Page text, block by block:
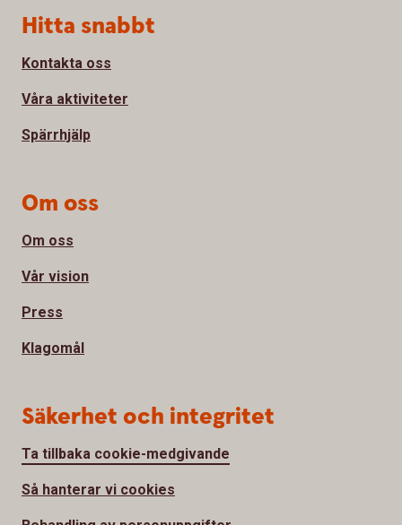
Sidfot
Hitta snabbt
Kontakta oss
Våra aktiviteter
Spärrhjälp
Om oss
Om oss
Vår vision
Press
Klagomål
Säkerhet och integritet
Ta tillbaka cookie-medgivande
Så hanterar vi cookies